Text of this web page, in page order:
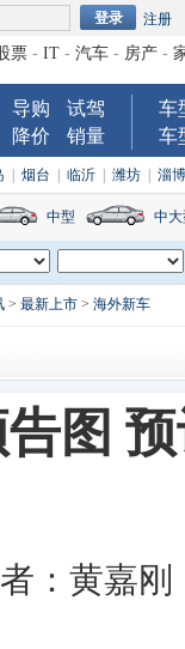
注册
票 - IT - 汽车 - 房产 -
导购
试驾
降价 销量
车
车
烟台 临沂 潍坊 淄博
中型 中
> 最新上市 > 海外新车
图
：黄嘉刚